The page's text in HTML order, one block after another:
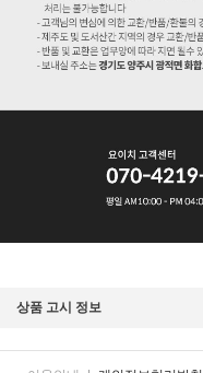
상품 고시 정보